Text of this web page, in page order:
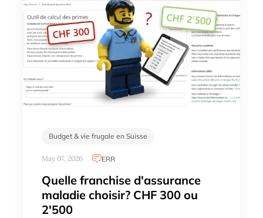
Budget & vie frugale en Suisse
May 07, 2026 ERR
Quelle franchise d'assurance
maladie choisir? CHF 300 ou
2'500